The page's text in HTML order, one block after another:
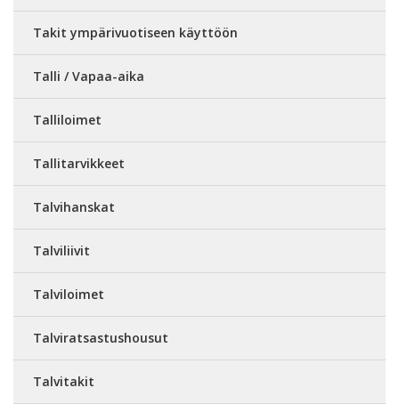
Takit ympärivuotiseen käyttöön
Talli / Vapaa-aika
Talliloimet
Tallitarvikkeet
Talvihanskat
Talviliivit
Talviloimet
Talviratsastushousut
Talvitakit